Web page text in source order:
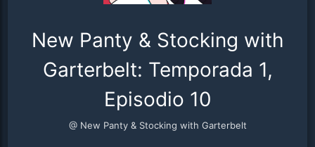
New Panty & Stocking with
Garterbelt: Temporada 1,
Episodio 10
@ New Panty & Stocking with Garterbelt